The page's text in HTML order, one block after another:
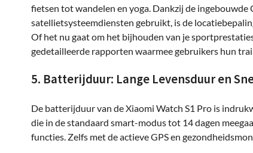
fietsen tot wandelen en yoga. Dankzij de
satellietsysteemdiensten gebruikt, is de
Of het nu gaat om het bijhouden van je
gedetailleerde rapporten waarmee gebruikers hun
5. Batterijduur: Lange Levensduur en
De batterijduur van de Xiaomi Watch S1 Pro is
die in de standaard smart-modus tot 14 dagen
functies. Zelfs met de actieve GPS en